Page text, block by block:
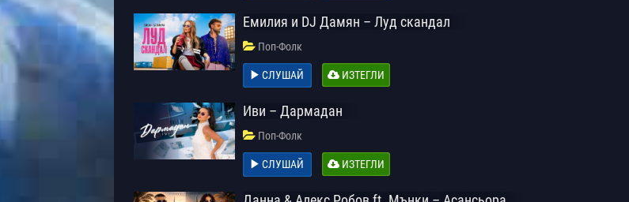
Емилия и DJ Дамян – Луд скандал
Поп-Фолк
СЛУШАЙ ИЗТЕГЛИ
Иви – Дармадан
Поп-Фолк
СЛУШАЙ ИЗТЕГЛИ